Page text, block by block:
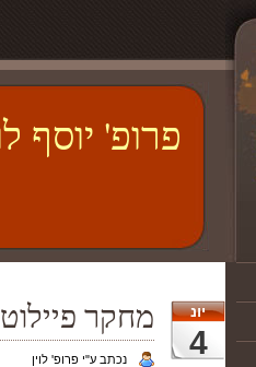
פרופ' יוסף
יונ
4
מחקר
נכתב ע"י פרופ' לוין